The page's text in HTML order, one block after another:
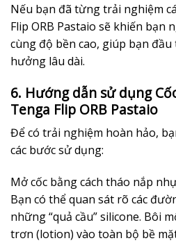
Nếu bạn đã từng trải nghiệm
Flip ORB Pastaio sẽ khiến bạn
cùng độ bền cao, giúp bạn
hưởng lâu dài.
6. Hướng dẫn sử dụng
Tenga Flip ORB Pastaio
Để có trải nghiệm hoàn hảo,
các bước sử dụng:
Mở cốc bằng cách tháo nắp
Bạn có thể quan sát rõ các
những “quả cầu” silicone. Bôi
trơn (lotion) vào toàn bộ bề